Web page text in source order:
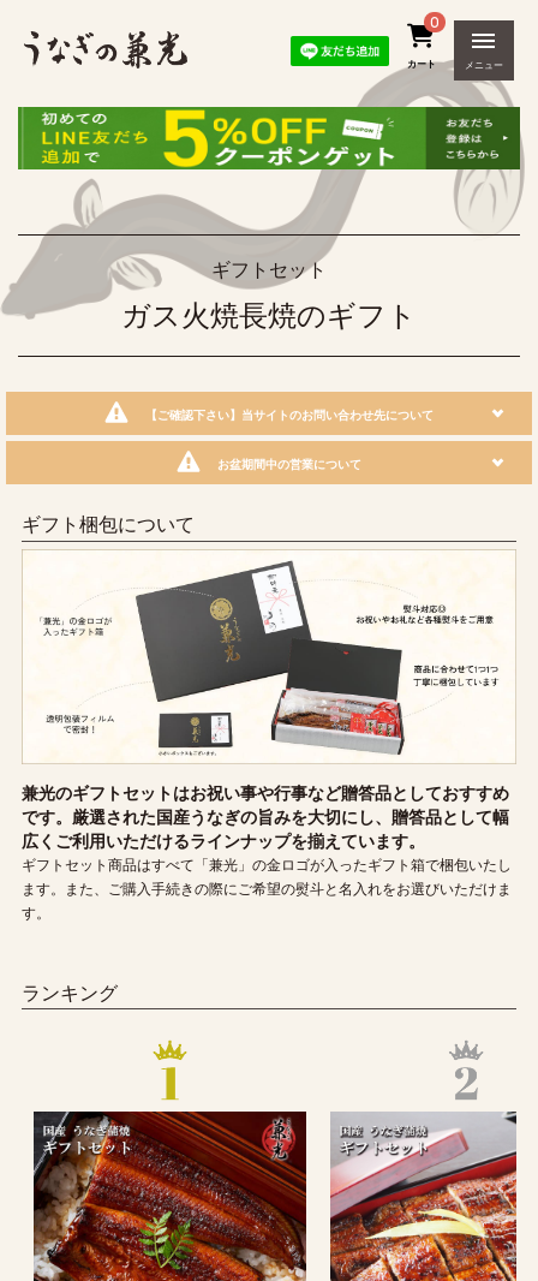
0
カート メニュー
ギフトセット
ガス火焼長焼のギフト
【ご確認下さい】当サイトのお問い合わせ先について
お盆期間中の営業について
ギフト梱包について
兼光のギフトセットはお祝い事や行事など贈答品としておすすめ
です。厳選された国産うなぎの旨みを大切にし、贈答品として幅
広くご利用いただけるラインナップを揃えています。
ギフトセット商品はすべて「兼光」の金ロゴが入ったギフト箱で梱包いたし
ます。また、ご購入手続きの際にご希望の熨斗と名入れをお選びいただけま
す。
ランキング